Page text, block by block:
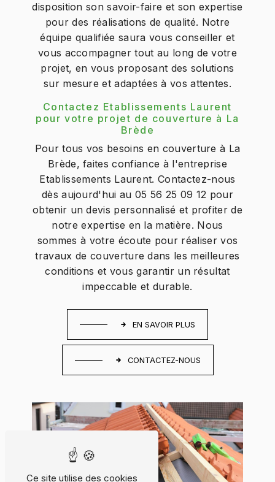
disposition son savoir-faire et son expertise
pour des réalisations de qualité. Notre
équipe qualifiée saura vous conseiller et
vous accompagner tout au long de votre
projet, en vous proposant des solutions
sur mesure et adaptées à vos attentes.
Contactez Etablissements Laurent
pour votre projet de couverture à La
Brède
Pour tous vos besoins en couverture à La
Brède, faites confiance à l'entreprise
Etablissements Laurent. Contactez-nous
dès aujourd'hui au 05 56 25 09 12 pour
obtenir un devis personnalisé et profiter de
notre expertise en la matière. Nous
sommes à votre écoute pour réaliser vos
travaux de couverture dans les meilleures
conditions et vous garantir un résultat
impeccable et durable.
EN SAVOIR PLUS
CONTACTEZ-NOUS
Ce site utilise des cookies